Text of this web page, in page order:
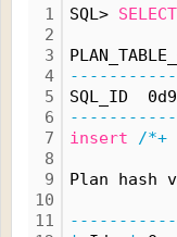
1
2
3
4
5
6
7
8
9
10
11
SQL> SELECT
SQL_ID
insert
/*+
Plan hash